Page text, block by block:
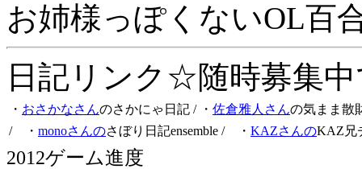
お姉様っぽくないOL百
日記リンク☆随時募集
・ おさかなさんのさかにゃ日記 / ・ 佐倉雅人さんの気まま散
/ ・ monoさんのさぼり日記ensemble / ・ KAZさんのKAZ兄
2012ゲーム進度